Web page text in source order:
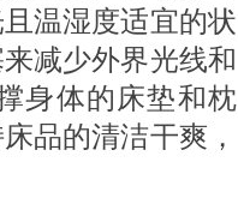
温湿度适宜的状
减少外界光线和
身体的床垫和枕
品的清洁干爽，